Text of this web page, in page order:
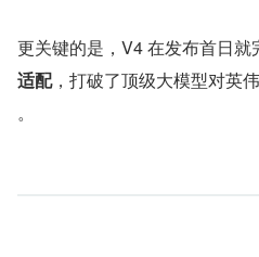
更关键的是，V4 在发布首日就
适配，打破了顶级大模型对英
。